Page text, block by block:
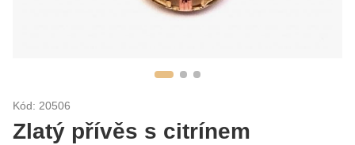
Kód: 20506
Zlatý přívěs s citrínem